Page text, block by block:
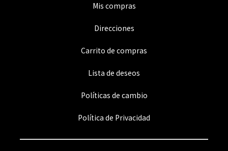
Mis compras
Direcciones
Carrito de compras
Lista de deseos
Políticas de cambio
Política de Privacidad